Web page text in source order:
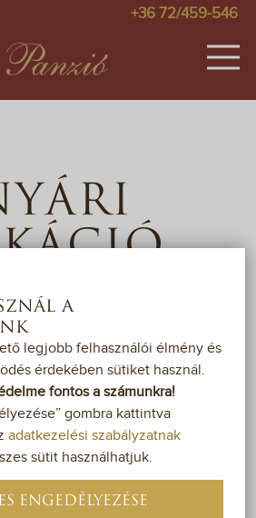
a
legjobb felhasználói élmény és
érdekében sütiket használ.
fontos a számunkra!
gombra kattintva
adatkezelési szabályzatnak
sütit használhatjuk.
ENGEDÉLYEZÉSE
+36 72/459-546
ÁRAK
AKCIÓK
TÉRKÉP
PÁLYÁZAT
2025
-
nálunk a nyári szünetben! A
színes programok,
és a Bikali Nyári